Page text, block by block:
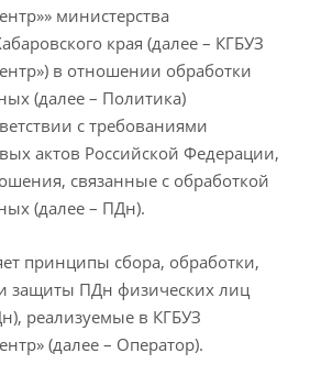
министерства
края (далее – КГБУЗ
в отношении обработки
(далее – Политика)
с требованиями
актов Российской Федерации,
связанные с обработкой
(далее – ПДн).
принципы сбора, обработки,
защиты ПДн физических лиц
реализуемые в КГБУЗ
(далее – Оператор).